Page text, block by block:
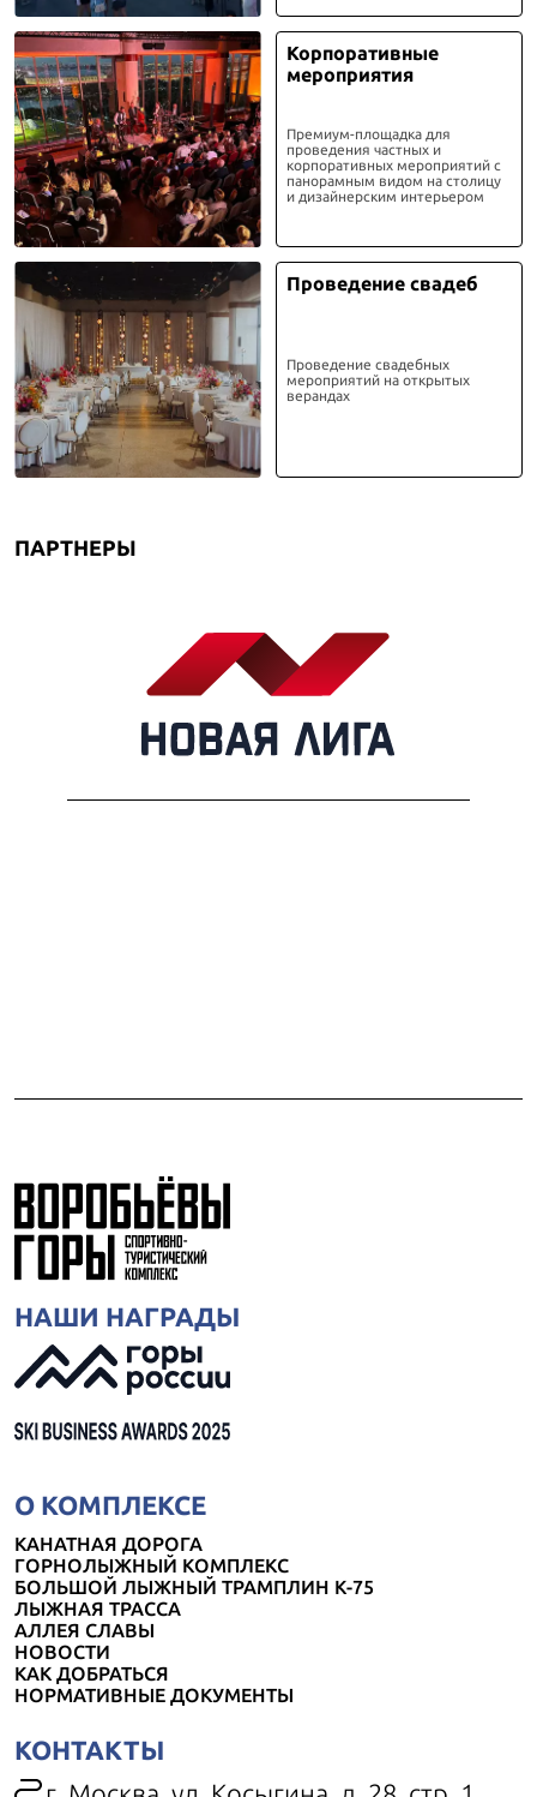
Корпоративные
мероприятия
Премиум-площадка для
проведения частных и
корпоративных мероприятий с
панорамным видом на столицу
и дизайнерским интерьером
Проведение свадеб
Проведение свадебных
мероприятий на открытых
верандах
ПАРТНЕРЫ
НАШИ НАГРАДЫ
О КОМПЛЕКСЕ
КАНАТНАЯ ДОРОГА
ГОРНОЛЫЖНЫЙ КОМПЛЕКС
БОЛЬШОЙ ЛЫЖНЫЙ ТРАМПЛИН К-75
ЛЫЖНАЯ ТРАССА
АЛЛЕЯ СЛАВЫ
НОВОСТИ
КАК ДОБРАТЬСЯ
НОРМАТИВНЫЕ ДОКУМЕНТЫ
КОНТАКТЫ